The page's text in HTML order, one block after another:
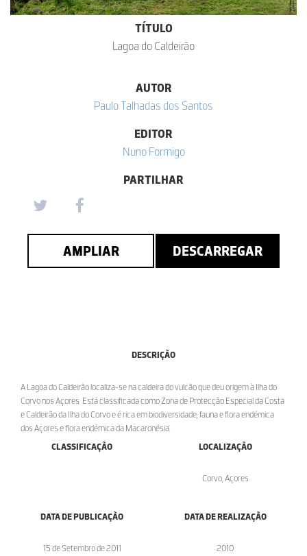
TÍTULO
Lagoa do Caldeirão
AUTOR
Paulo Talhadas dos Santos
EDITOR
Nuno Formigo
PARTILHAR
AMPLIAR DESCARREGAR
DESCRIÇÃO
A Lagoa do Caldeirão localiza-se na caldeira do vulcão que deu origem à Ilha do
Corvo nos Açores. Está classificada como Zona de Protecção Especial da Costa
e Caldeirão da Ilha do Corvo e é rica em biodiversidade, fauna e flora endémica
dos Açores e flora endémica da Macaronésia.
CLASSIFICAÇÃO
LOCALIZAÇÃO
Corvo, Açores
DATA DE PUBLICAÇÃO
15 de Setembro de 2011
DATA DE REALIZAÇÃO
2010